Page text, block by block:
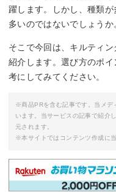
躍します。しかし、種類
多いのではないでしょうか
そこで今回は、キルティ
紹介します。選び方のポ
考にしてみてください。
※商品PRを含む記事です。当メデ
います。当サービスの記事で紹介
元されます。
※本サイトではコンテンツ作成に